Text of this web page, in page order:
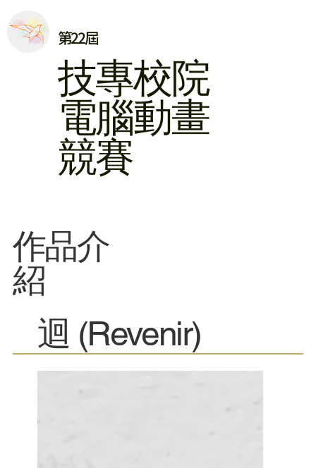
第22屆
​技專校院
電腦動畫
競賽
​作品介
紹
迴 (Revenir)